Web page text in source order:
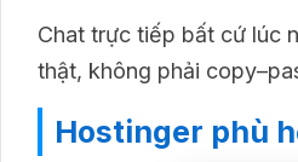
Chat trực tiếp bất cứ lúc
thật, không phải
Hostinger phù